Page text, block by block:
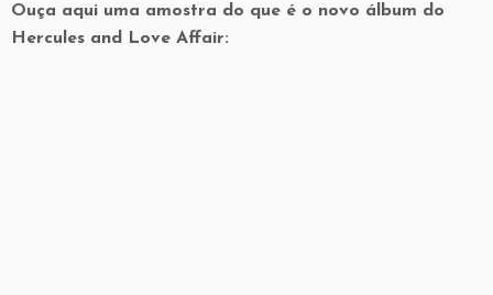
Ouça aqui uma amostra do que é o novo álbum do
Hercules and Love Affair: